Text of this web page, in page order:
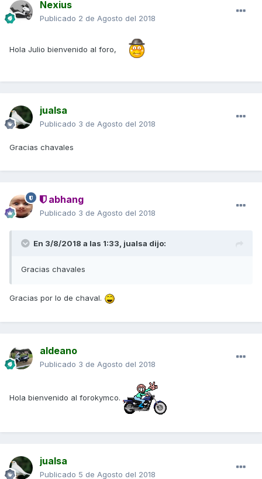
Nexius
Publicado 2 de Agosto del 2018
Hola Julio bienvenido al foro,
jualsa
Publicado 3 de Agosto del 2018
Gracias chavales
abhang
Publicado 3 de Agosto del 2018
En 3/8/2018 a las 1:33, jualsa dijo:
Gracias chavales
Gracias por lo de chaval.
aldeano
Publicado 3 de Agosto del 2018
Hola bienvenido al forokymco.
jualsa
Publicado 5 de Agosto del 2018